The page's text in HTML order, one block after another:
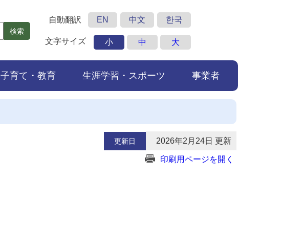
検索
自動翻訳 EN 中文 한국
文字サイズ 小 中 大
子育て・教育 生涯学習・スポーツ 事業者
更新日 2026年2月24日 更新
印刷用ページを開く